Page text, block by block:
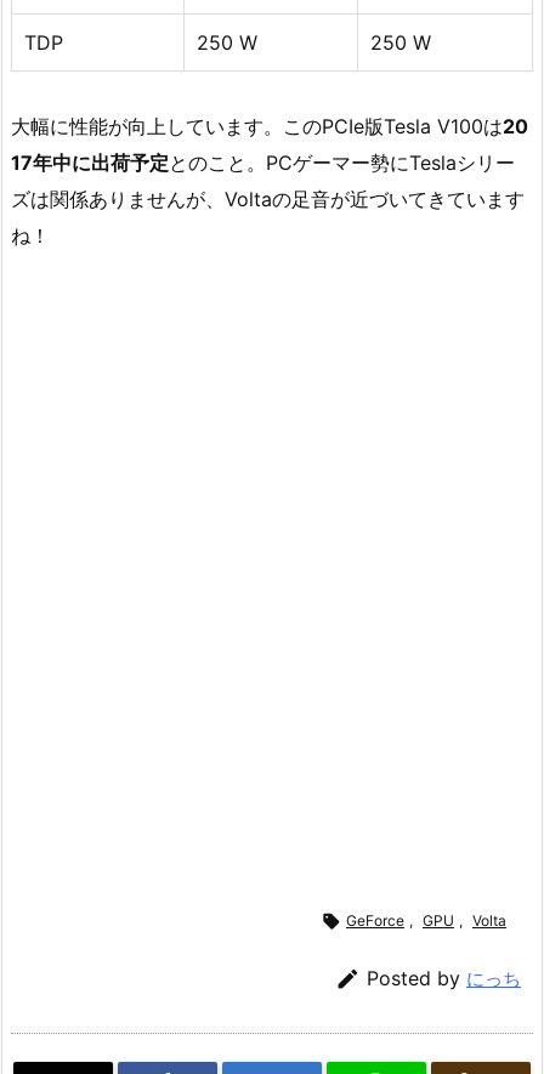
TDP 250 W 250 W
大幅に性能が向上しています。このPCIe版Tesla V100は20
17年中に出荷予定とのこと。PCゲーマー勢にTeslaシリー
ズは関係ありませんが、Voltaの足音が近づいてきています
ね！
 GeForce , GPU , Volta
 Posted by にっち